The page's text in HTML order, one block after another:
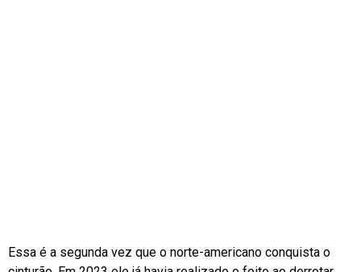
Essa é a segunda vez que o norte-americano conquista o